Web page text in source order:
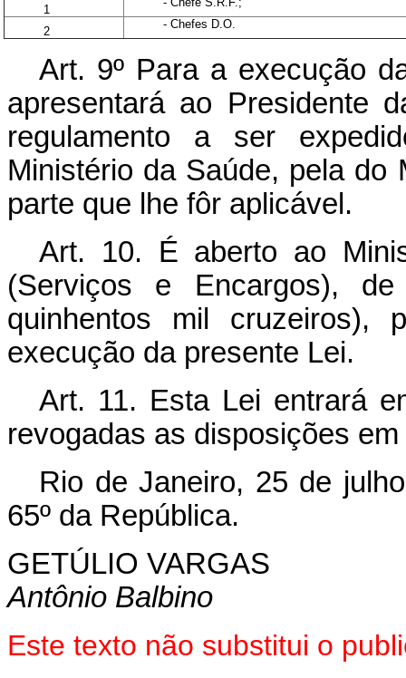
1
2
- Chefes D.O.
Art. 9º Para a execução
apresentará ao Presidente
regulamento a ser
Ministério da Saúde, pela do
parte que lhe fôr aplicável.
Art. 10. É aberto ao
(Serviços e Encargos),
quinhentos mil cruzeiros),
execução da presente Lei.
Art. 11. Esta Lei entrará
revogadas as disposições
Rio de Janeiro, 25 de
65º da República.
GETÚLIO VARGAS
Antônio Balbino
Este texto não substitui o